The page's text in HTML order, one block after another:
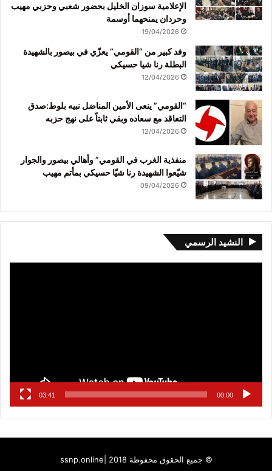
الإعلامية سوزان الخليل بحضور شعبي وحزبي مهيب
وحردان يمنحهما أوسمة
19/04/2026
وفد كبير من “القومي” يعزّي في بيصور بالشهيدة
البطلة رنا شيا حسيكي
12/04/2026
“القومي” ينعى الأمين المناضل نبيه بلوط:صدق
التعاقد مع سعاده وبقي ثابتاً على نهج حزبه
12/04/2026
منفذية الغرب في القومي” وأهالي بيصور والجوار
شيّعوا الشهيدة رنا شيّا حسيكي بمأتم مهيب
09/04/2026
النشيد الرسمي
00:00
03:41
© جميع الحقوق محفوظة 2018 | ssnp.online